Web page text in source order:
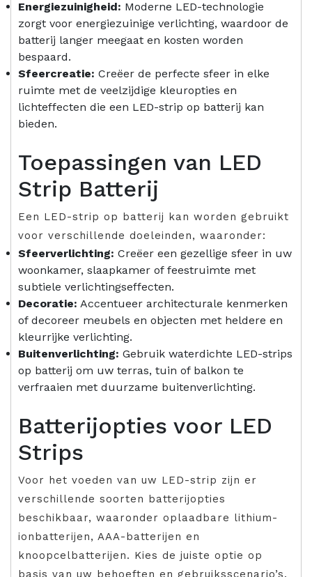
Energiezuinigheid: Moderne LED-technologie
zorgt voor energiezuinige verlichting, waardoor de
batterij langer meegaat en kosten worden
bespaard.
Sfeercreatie: Creëer de perfecte sfeer in elke
ruimte met de veelzijdige kleuropties en
lichteffecten die een LED-strip op batterij kan
bieden.
Toepassingen van LED
Strip Batterij
Een LED-strip op batterij kan worden gebruikt
voor verschillende doeleinden, waaronder:
Sfeerverlichting: Creëer een gezellige sfeer in uw
woonkamer, slaapkamer of feestruimte met
subtiele verlichtingseffecten.
Decoratie: Accentueer architecturale kenmerken
of decoreer meubels en objecten met heldere en
kleurrijke verlichting.
Buitenverlichting: Gebruik waterdichte LED-strips
op batterij om uw terras, tuin of balkon te
verfraaien met duurzame buitenverlichting.
Batterijopties voor LED
Strips
Voor het voeden van uw LED-strip zijn er
verschillende soorten batterijopties
beschikbaar, waaronder oplaadbare lithium-
ionbatterijen, AAA-batterijen en
knoopcelbatterijen. Kies de juiste optie op
basis van uw behoeften en gebruiksscenario’s.